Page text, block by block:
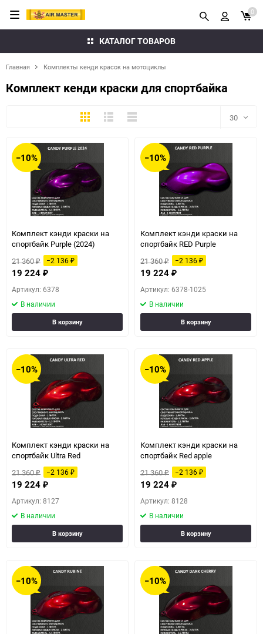
КАТАЛОГ ТОВАРОВ
0
Главная Комплекты кенди красок на мотоциклы
Комплект кенди краски для спортбайка
ПлиткаПодробноКомпактно 30
60
150
−10%
Комплект кэнди краски на
спортбайк Purple (2024)
21 360₽ −2 136 ₽
19 224 ₽
Артикул: 6378
В наличии
В корзину
−10%
Комплект кэнди краски на
спортбайк RED Purple
21 360₽ −2 136 ₽
19 224 ₽
Артикул: 6378-1025
В наличии
В корзину
−10%
Комплект кэнди краски на
спортбайк Ultra Red
21 360₽ −2 136 ₽
19 224 ₽
Артикул: 8127
В наличии
В корзину
−10%
Комплект кэнди краски на
спортбайк Red apple
21 360₽ −2 136 ₽
19 224 ₽
Артикул: 8128
В наличии
В корзину
−10% −10%